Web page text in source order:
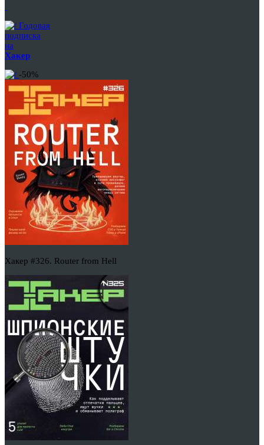
Годовая
подписка
на
Хакер
-50%
Хакер #326. Router from Hell